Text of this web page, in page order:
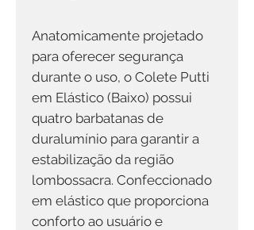
Anatomicamente projetado
para oferecer segurança
durante o uso, o Colete Putti
em Elástico (Baixo) possui
quatro barbatanas de
duralumínio para garantir a
estabilização da região
lombossacra. Confeccionado
em elástico que proporciona
conforto ao usuário e